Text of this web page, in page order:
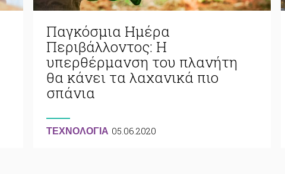
Παγκόσμια Ημέρα
Περιβάλλοντος: Η
υπερθέρμανση του πλανήτη
θα κάνει τα λαχανικά πιο
σπάνια
ΤΕΧΝΟΛΟΓΙΑ 05.06.2020